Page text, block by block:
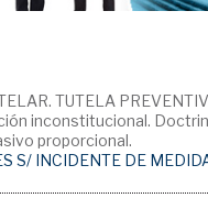
TUTELA
inconstitucional.
proporcional.
S/ INCIDENTE DE